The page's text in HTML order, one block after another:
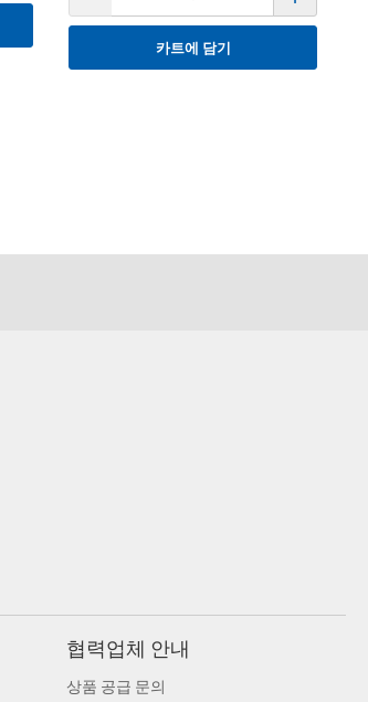
카트에 담기
협력업체 안내
상품 공급 문의